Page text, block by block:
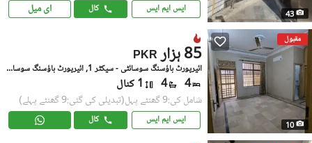
43 ایس ایم ایس کال ای میل
مقبول
10
PKR 85 ہزار
ائیرپورٹ ہاؤسنگ سوسائٹی - سیکٹر 1, ائیرپورٹ ہاؤسنگ سوسائٹی
4
4 1 کنال
شامل کی:9 گھنٹے پہل (تبدیلی کی گئی:9 گھنٹے پہلے)
ایس ایم ایس کال